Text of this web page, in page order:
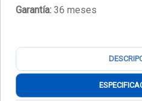
Garantía: 36 meses